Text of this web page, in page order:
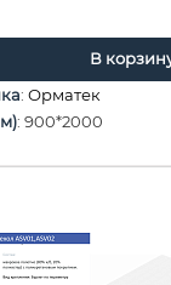
В
: Орматек
: 900*2000